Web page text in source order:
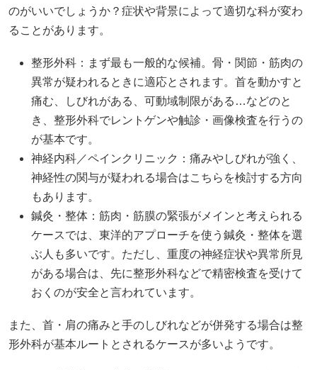
のがいいでしょうか？症状や背景によって適切な科が変わ
ることがあります。
整形外科：まず最も一般的な候補。骨・関節・筋肉の
異常が疑われるときに適応とされます。首を動かすと
痛む、しびれがある、可動域制限がある…などのと
き、整形外科でレントゲンや触診・画像検査を行うの
が基本です。
神経内科／ペインクリニック：痛みやしびれが強く、
神経性の関与が疑われる場合はこちらを検討する方向
もあります。
鍼灸・整体：筋肉・筋膜の緊張がメインと考えられる
ケースでは、東洋的アプローチを使う鍼灸・整体を選
ぶ人も多いです。ただし、重度の神経症状や異常所見
がある場合は、先に整形外科などで精密検査を受けて
おくのが安全と言われています。
また、首・肩の痛みと手のしびれなどが併発する場合は整
形外科が基本ルートとされるケースが多いようです。